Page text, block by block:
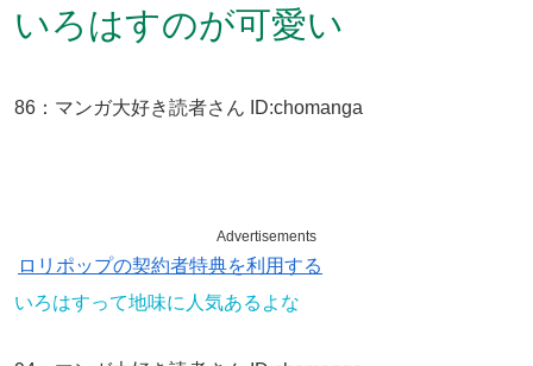
いろはすのが可愛い
86 ： マンガ大好き読者さん ID:chomanga
Advertisements
ロリポップの契約者特典を利用する
いろはすって地味に人気あるよな